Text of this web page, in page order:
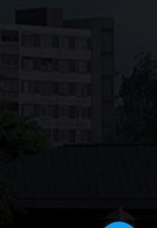
ล็ก - ขนาดใหญ่ ไปจนถึงบ้าน